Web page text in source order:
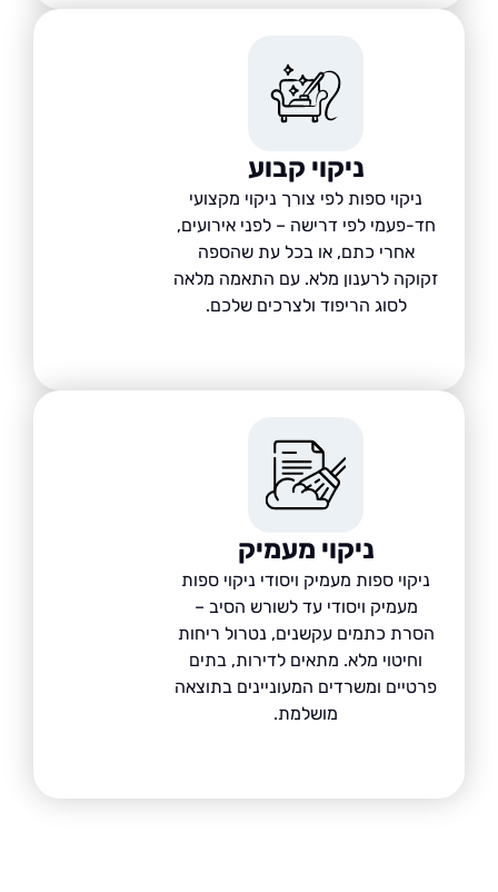
ניקוי קבוע
ניקוי ספות לפי צורך ניקוי מקצועי
פעמי לפי דרישה – לפני אירועים,
אחרי כתם, או בכל עת שהספה
לרענון מלא. עם התאמה מלאה
לסוג הריפוד ולצרכים שלכם.
ניקוי מעמיק
ניקוי ספות מעמיק ויסודי ניקוי ספות
מעמיק ויסודי עד לשורש הסיב –
הסרת כתמים עקשנים, נטרול ריחות
וחיטוי מלא. מתאים לדירות, בתים
ומשרדים המעוניינים בתוצאה